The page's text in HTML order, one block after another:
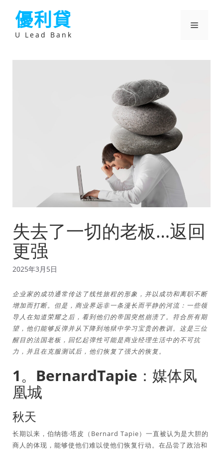
優利貸
U Lead Bank
選
失去了一切的老板…返回
更强
2025年3月5日
企业家的成功通常传达了线性旅程的形象，并以成功和离职不断
增加而打断。但是，商业界远非一条漫长而平静的河流：一些领
导人在知道荣耀之后，看到他们的帝国突然崩溃了。符合所有期
望，他们能够反弹并从下降到地狱中学习宝贵的教训。这是三位
醒目的法国老板，回忆起弹性可能是商业经理生活中的不可抗
力，并且在克服测试后，他们恢复了强大的恢复。
1。BernardTapie：媒体凤
凰城
秋天
长期以来，伯纳德·塔皮（Bernard Tapie）一直被认为是大胆的
商人的体现，能够使他们难以使他们恢复行动。在品尝了政治和